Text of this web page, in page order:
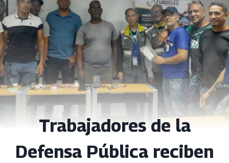
Trabajadores de la
Defensa Pública reciben